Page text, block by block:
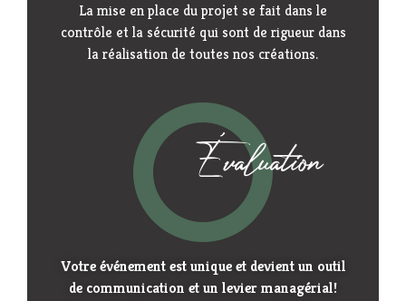
La mise en place du projet se fait dans le
contrôle et la sécurité qui sont de rigueur dans
la réalisation de toutes nos créations.
Évaluation
Votre événement est unique et devient un outil
de communication et un levier managérial!